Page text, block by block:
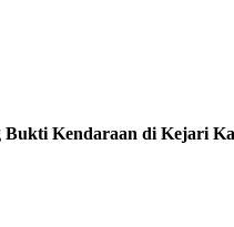
Kendaraan di Kejari